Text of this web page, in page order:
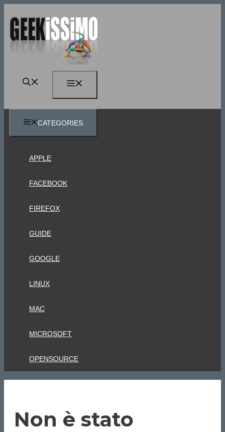
contenuto
CATEGORIES
APPLE
FACEBOOK
FIREFOX
GUIDE
GOOGLE
LINUX
MAC
MICROSOFT
OPENSOURCE
Non è stato